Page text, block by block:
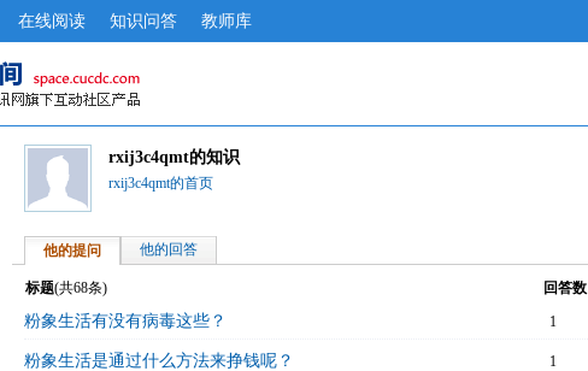
在线阅读 知识问答 教师库
rxij3c4qmt的知识
rxij3c4qmt的首页
他的提问 他的回答
标题(共68条) 回答数
粉象生活有没有病毒这些？ 1
粉象生活是通过什么方法来挣钱呢？ 1